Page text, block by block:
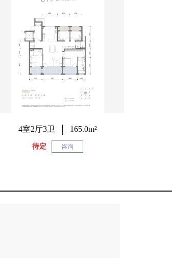
4室2厅3卫 165.0m²
待定 咨询